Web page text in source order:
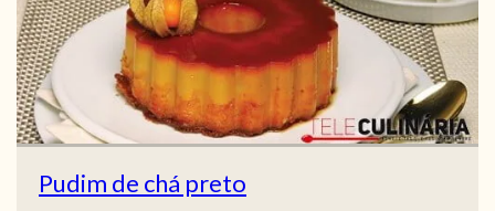
Pudim de chá preto